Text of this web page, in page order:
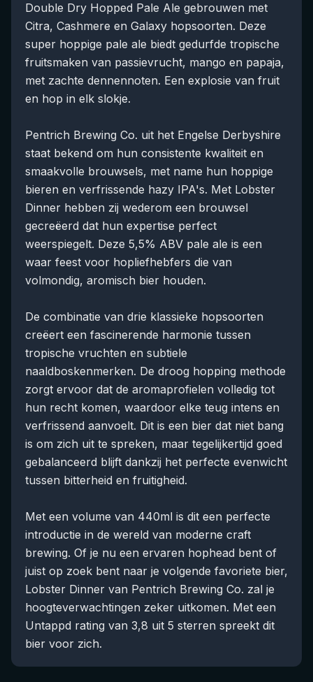
Double Dry Hopped Pale Ale gebrouwen met
Citra, Cashmere en Galaxy hopsoorten. Deze
super hoppige pale ale biedt gedurfde tropische
fruitsmaken van passievrucht, mango en papaja,
met zachte dennennoten. Een explosie van fruit
en hop in elk slokje.
Pentrich Brewing Co. uit het Engelse Derbyshire
staat bekend om hun consistente kwaliteit en
smaakvolle brouwsels, met name hun hoppige
bieren en verfrissende hazy IPA's. Met Lobster
Dinner hebben zij wederom een brouwsel
gecreëerd dat hun expertise perfect
weerspiegelt. Deze 5,5% ABV pale ale is een
waar feest voor hopliefhebfers die van
volmondig, aromisch bier houden.
De combinatie van drie klassieke hopsoorten
creëert een fascinerende harmonie tussen
tropische vruchten en subtiele
naaldboskenmerken. De droog hopping methode
zorgt ervoor dat de aromaprofielen volledig tot
hun recht komen, waardoor elke teug intens en
verfrissend aanvoelt. Dit is een bier dat niet bang
is om zich uit te spreken, maar tegelijkertijd goed
gebalanceerd blijft dankzij het perfecte evenwicht
tussen bitterheid en fruitigheid.
Met een volume van 440ml is dit een perfecte
introductie in de wereld van moderne craft
brewing. Of je nu een ervaren hophead bent of
juist op zoek bent naar je volgende favoriete bier,
Lobster Dinner van Pentrich Brewing Co. zal je
hoogteverwachtingen zeker uitkomen. Met een
Untappd rating van 3,8 uit 5 sterren spreekt dit
bier voor zich.